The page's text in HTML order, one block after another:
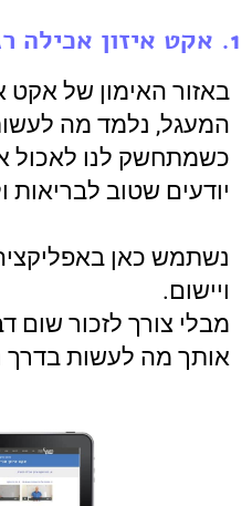
1. אקט איזון אכילה רגשית
באזור האימון של אקט
המעגל, נלמד מה
כשמתחשק לנו לאכול
יודעים שטוב לבריאות
נשתמש כאן
ויישום.
מבלי צורך לזכור שום
אותך מה לעשות בדרך